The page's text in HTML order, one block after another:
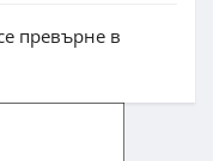
превърне в